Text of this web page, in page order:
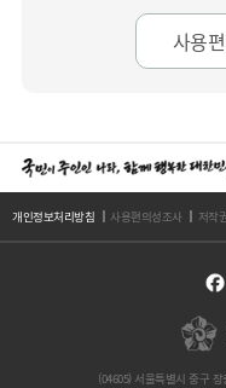
사용
개인정보처리방침 사용편의성조사 저작
(04605) 서울특별시 중구